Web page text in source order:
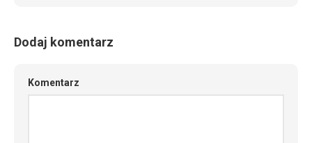
Dodaj komentarz
Komentarz